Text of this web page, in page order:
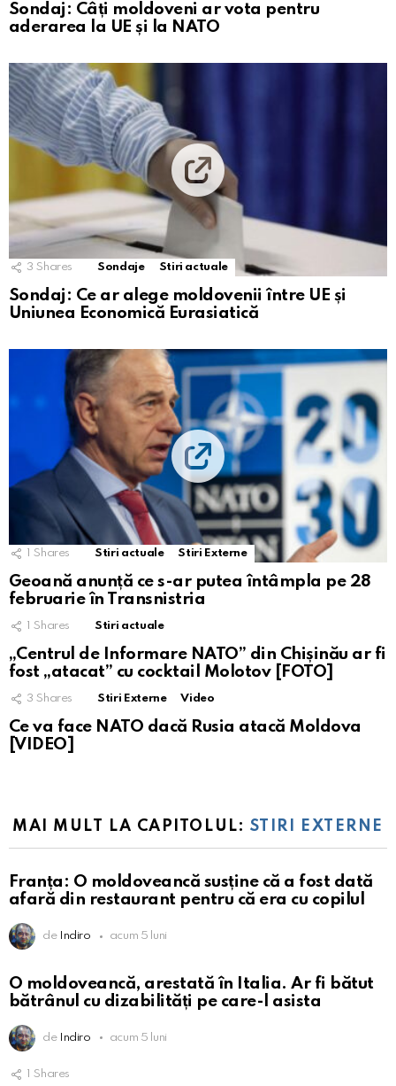
Sondaj: Câți moldoveni ar vota pentru
aderarea la UE și la NATO
3 Shares Sondaje Stiri actuale
Sondaj: Ce ar alege moldovenii între UE și
Uniunea Economică Eurasiatică
Shares Stiri actuale Stiri Externe
Geoană anunță ce s-ar putea întâmpla pe 28
februarie în Transnistria
Shares Stiri actuale
„Centrul de Informare NATO” din Chișinău ar fi
fost „atacat” cu cocktail Molotov [FOTO]
3 Shares Stiri Externe Video
Ce va face NATO dacă Rusia atacă Moldova
[VIDEO]
MAI MULT LA CAPITOLUL: STIRI EXTERNE
Franța: O moldoveancă susține că a fost dată
afară din restaurant pentru că era cu copilul
de Indiro acum 5 luni
O moldoveancă, arestată în Italia. Ar fi bătut
bătrânul cu dizabilități pe care-l asista
de Indiro acum 5 luni
1 Shares